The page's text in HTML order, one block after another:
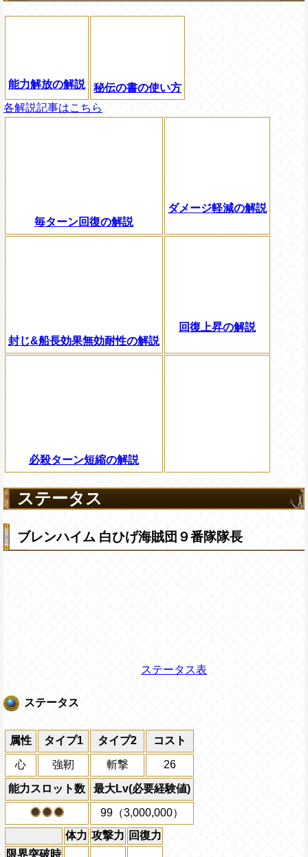
能力解放の解説
秘伝の書の使い方
各解説記事はこちら
毎ターン回復の解説
ダメージ軽減の解説
封じ&船長効果無効耐性の解説
回復上昇の解説
必殺ターン短縮の解説
ステータス
ブレンハイム 白ひげ海賊団９番隊隊長
ステータス表
ステータス
属性 タイプ1 タイプ2 コスト
心 強靭 斬撃 26
能力スロット数 最大Lv(必要経験値)
99（3,000,000）
体力 攻撃力 回復力
限界突破時